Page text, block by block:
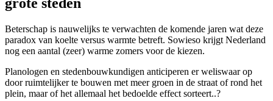
grote steden
Beterschap is nauwelijks te verwachten de komende jaren wat deze
paradox van koelte versus warmte betreft. Sowieso krijgt Nederland
nog een aantal (zeer) warme zomers voor de kiezen.
Planologen en stedenbouwkundigen anticiperen er weliswaar op
door ruimtelijker te bouwen met meer groen in de straat of rond het
plein, maar of het allemaal het bedoelde effect sorteert..?